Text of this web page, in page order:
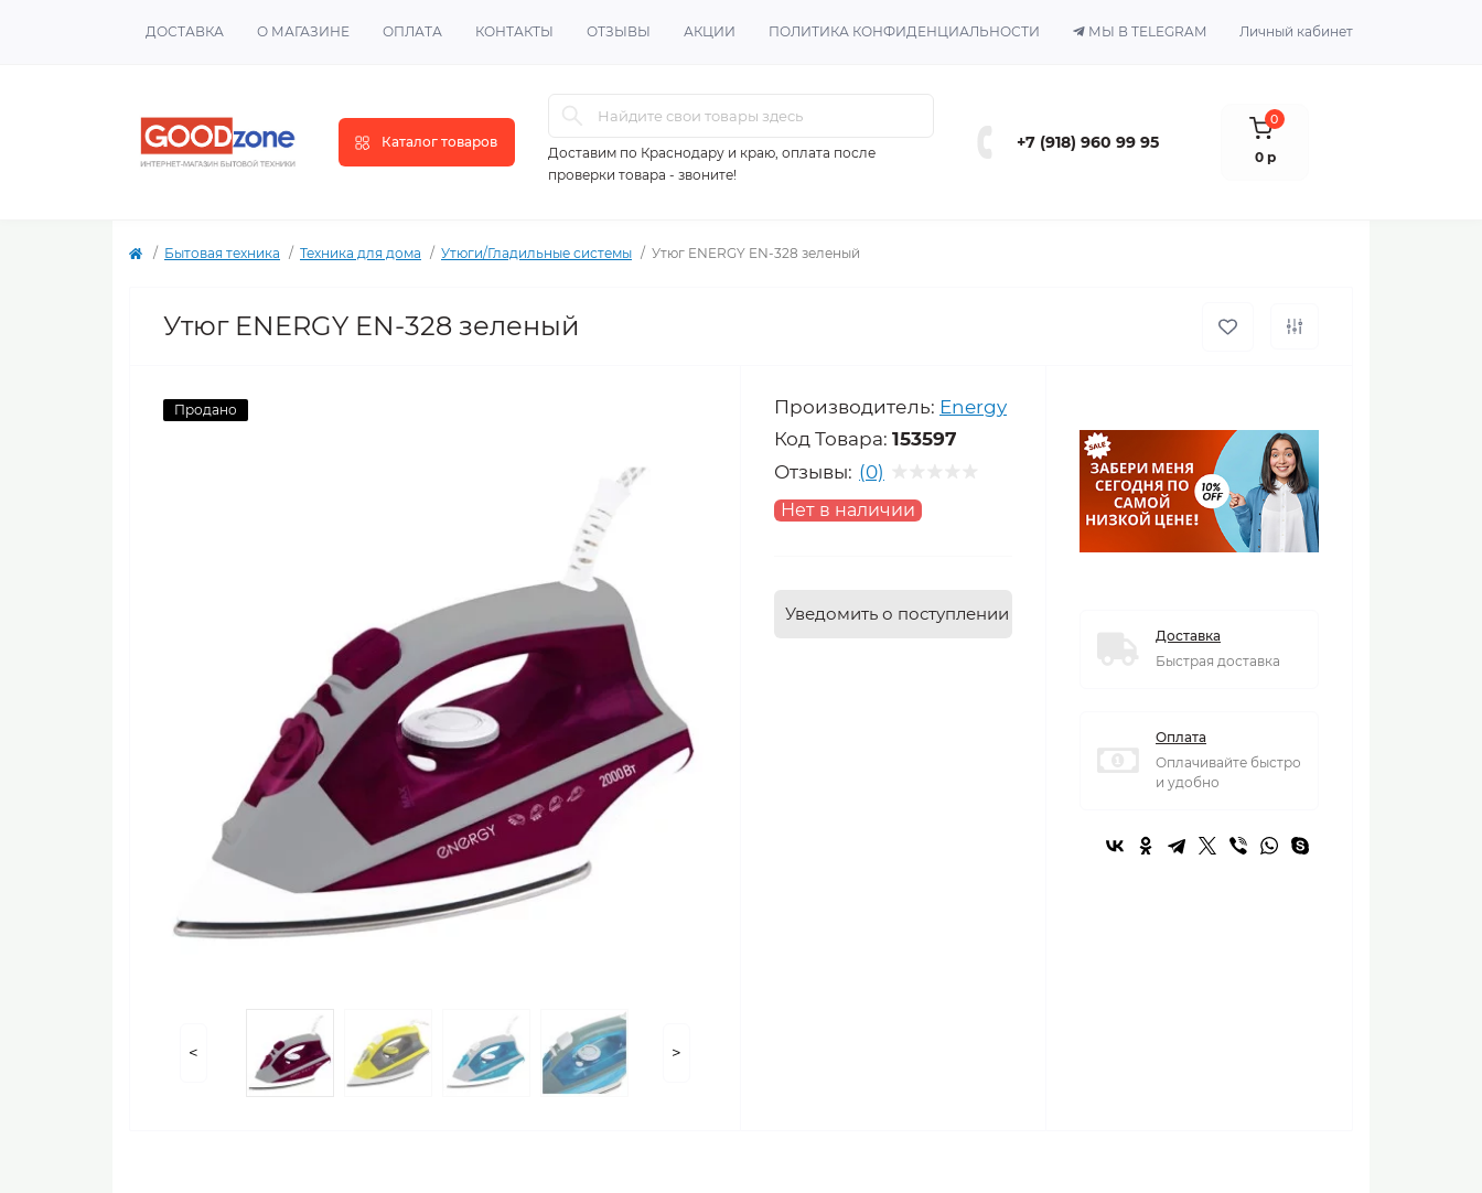
ДОСТАВКА О МАГАЗИНЕ ОПЛАТА КОНТАКТЫ ОТЗЫВЫ АКЦИИ ПОЛИТИКА КОНФИДЕНЦИАЛЬНОСТИ МЫ В TELEGRAM Личный кабинет
Каталог товаров
Доставим по Краснодару и краю, оплата после
проверки товара - звоните!
+7 (918) 960 99 95
0
0 р
Бытовая техника Техника для дома Утюги/Гладильные системы Утюг ENERGY EN-328 зеленый
Утюг ENERGY EN-328 зеленый
Продано
< >
Производитель: Energy
Код Товара: 153597
Отзывы: (0)
Нет в наличии
Уведомить о поступлении
Доставка
Быстрая доставка
Оплата
Оплачивайте быстро
и удобно